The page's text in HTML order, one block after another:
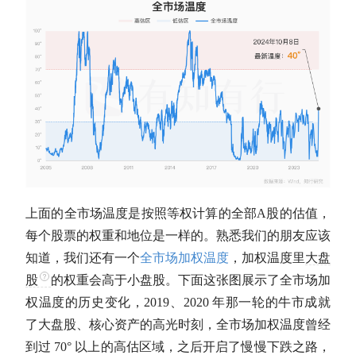
上面的全市场温度是按照等权计算的全部A股的估值 ，
每个股票的权重和地位是一样的。熟悉我们的朋友应该
知道，我们还有一个全市场加权温度 ，加权温度里大盘
股
的权重会高于小盘股。下面这张图展示了全市场加
权温度的历史变化，2019、2020 年那一轮的牛市成就
了大盘股 、核心资产的高光时刻，全市场加权温度曾经
到过 70° 以上的高估区域，之后开启了慢慢下跌之路，